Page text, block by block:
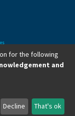
2024. All right reserved.
for the following
and
Decline That's ok